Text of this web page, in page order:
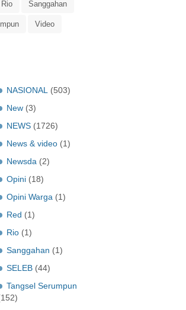
Rio Sanggahan
Video
NASIONAL
(503)
New (3)
NEWS (1726)
News & video (1)
Newsda (2)
Opini (18)
Opini Warga (1)
Red (1)
Rio (1)
Sanggahan (1)
SELEB (44)
Tangsel Serumpun